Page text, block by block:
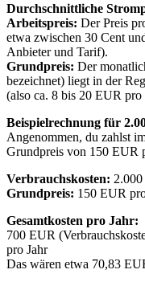
Durchschnittliche
Arbeitspreis: Der Preis
etwa zwischen 30 Cent
Anbieter und Tarif).
Grundpreis: Der
bezeichnet) liegt in der
(also ca. 8 bis 20 EUR pro
Beispielrechnung für
Angenommen, du zahlst
Grundpreis von 150 EUR
Verbrauchskosten:
Grundpreis: 150 EUR
Gesamtkosten pro Jahr:
700 EUR
pro Jahr
Das wären etwa 70,83